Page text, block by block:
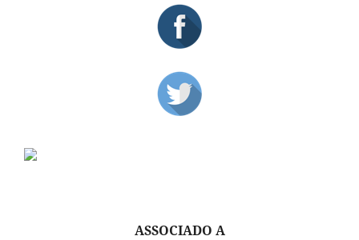
ASSOCIADO A